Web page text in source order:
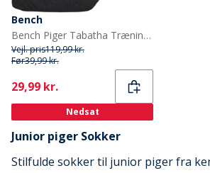
Bench
Bench Piger Tabatha Trænings sokker Sort
Vejl. pris119,99 kr.
Før39,99 kr.
Current
29,99 kr.
Nedsat
Junior piger Sokker
Stilfulde sokker til junior piger fra